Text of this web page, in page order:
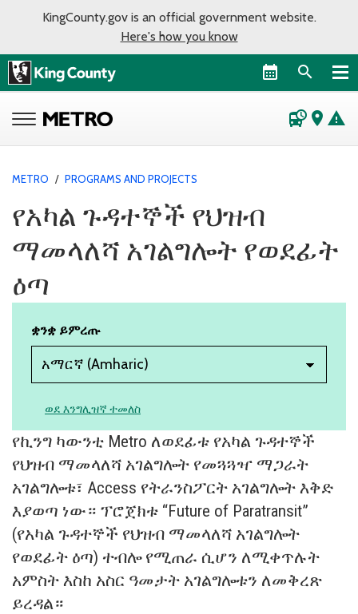
KingCounty.gov is an official government website.
Here's how you know
departure_board place warning
METRO / PROGRAMS AND PROJECTS
የአካል ጉዳተኞች የህዝብ
ማመላለሻ አገልግሎት የወደፊት
ዕጣ
ቋንቋ ይምረጡ
ወደ እንግሊዝኛ ተመለስ
የኪንግ ካውንቲ Metro ለወደፊቱ የአካል ጉዳተኞች
የህዝብ ማመላለሻ አገልግሎት የመጓጓዣ ማጋራት
አገልግሎቱ፣ Access የትራንስፖርት አገልግሎት እቅድ
እያወጣ ነው። ፕሮጀክቱ “Future of Paratransit”
(የአካል ጉዳተኞች የህዝብ ማመላለሻ አገልግሎት
የወደፊት ዕጣ) ተብሎ የሚጠራ ሲሆን ለሚቀጥሉት
አምስት እስከ አስር ዓመታት አገልግሎቱን ለመቅረጽ
ይረዳል።